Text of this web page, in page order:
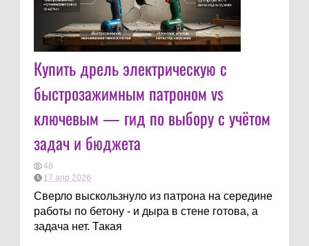
Купить дрель электрическую с
быстрозажимным патроном vs
ключевым — гид по выбору с учётом
задач и бюджета
48
17 апр 2026
Сверло выскользнуло из патрона на середине
работы по бетону - и дыра в стене готова, а
задача нет. Такая